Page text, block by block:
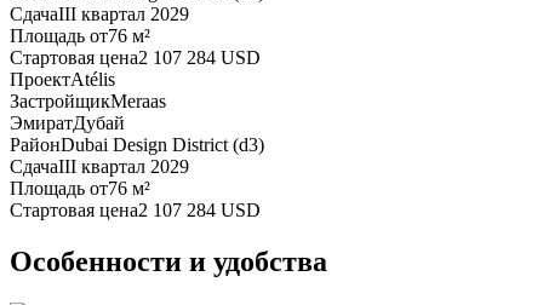
СдачаIII квартал 2029
Площадь от76 м²
Стартовая цена2 107 284 USD
ПроектAtélis
ЗастройщикMeraas
ЭмиратДубай
РайонDubai Design District (d3)
СдачаIII квартал 2029
Площадь от76 м²
Стартовая цена2 107 284 USD
Особенности и удобства